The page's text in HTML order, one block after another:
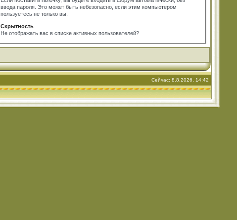
ввода пароля. Это может быть небезопасно, если этим компьютером
пользуетесь не только вы.
Скрытность
Не отображать вас в списке активных пользователей?
Сейчас: 8.8.2026, 14:42